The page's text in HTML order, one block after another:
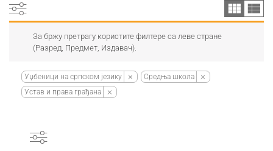
За бржу претрагу користите филтере са леве стране
(Разред, Предмет, Издавач).
Уџбеници на српском језику
Средња школа
Устав и права грађана